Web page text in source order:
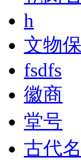
h
文物
fsdfs
徽商
堂号
古代